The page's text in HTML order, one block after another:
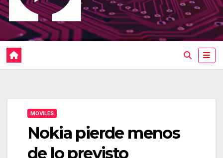
MOVILES
Nokia pierde menos
de lo previsto